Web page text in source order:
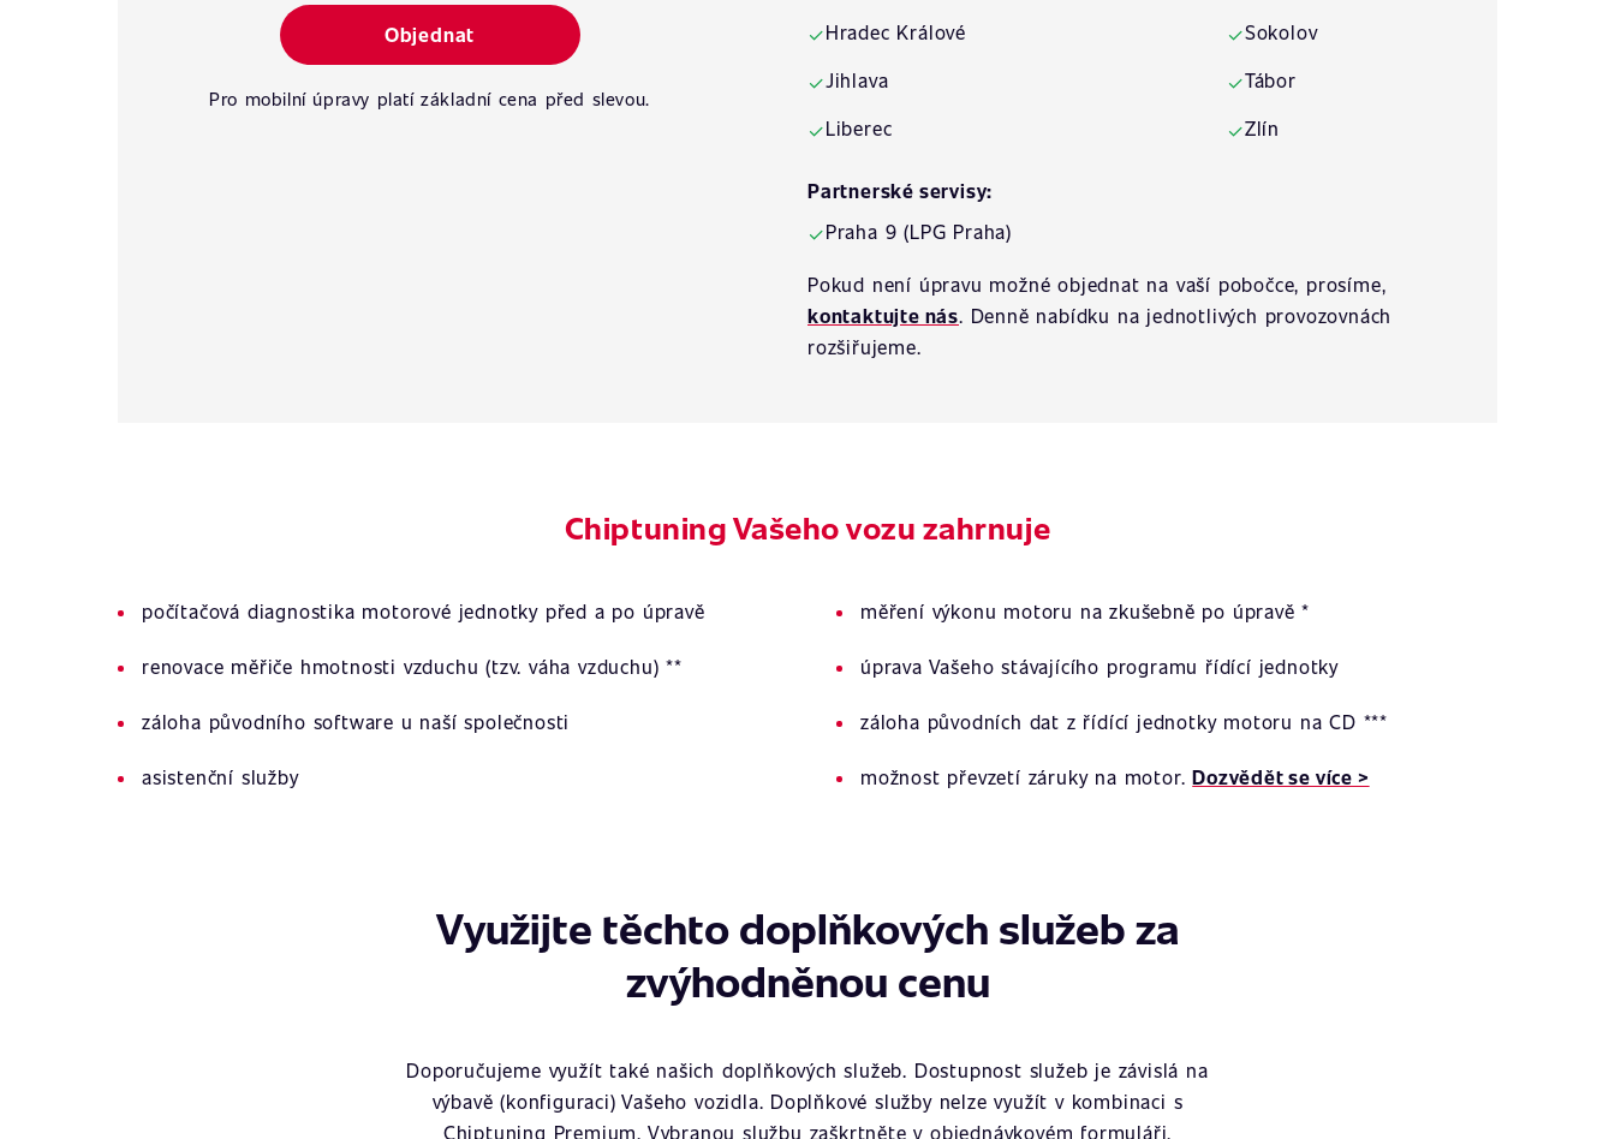
Objednat
Pro mobilní úpravy platí základní cena před slevou.
✓Hradec Králové
✓Jihlava
✓Liberec
✓Sokolov
✓Tábor
✓Zlín
Partnerské servisy:
✓Praha 9 (LPG Praha)
Pokud není úpravu možné objednat na vaší pobočce, prosíme,
kontaktujte nás. Denně nabídku na jednotlivých provozovnách
rozšiřujeme.
Chiptuning Vašeho vozu zahrnuje
počítačová diagnostika motorové jednotky před a po úpravě měření výkonu motoru na zkušebně po úpravě *
renovace měřiče hmotnosti vzduchu (tzv. váha vzduchu) ** úprava Vašeho stávajícího programu řídící jednotky
záloha původního software u naší společnosti záloha původních dat z řídící jednotky motoru na CD ***
asistenční služby možnost převzetí záruky na motor.Dozvědět se více >
Využijte těchto doplňkových služeb za
zvýhodněnou cenu
Doporučujeme využít také našich doplňkových služeb. Dostupnost služeb je závislá na
výbavě (konfiguraci) Vašeho vozidla. Doplňkové služby nelze využít v kombinaci s
Chiptuning Premium. Vybranou službu zaškrtněte v objednávkovém formuláři.